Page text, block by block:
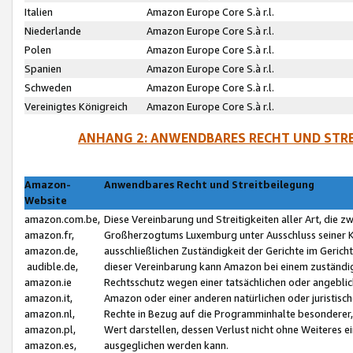
Italien
Amazon Europe Core S.à r.l.
Niederlande
Amazon Europe Core S.à r.l.
Polen
Amazon Europe Core S.à r.l.
Spanien
Amazon Europe Core S.à r.l.
Schweden
Amazon Europe Core S.à r.l.
Vereinigtes Königreich
Amazon Europe Core S.à r.l.
ANHANG 2: ANWENDBARES RECHT UND
Amazon-
Website
Anwendbares Recht und Streitbeilegung
amazon.com.be,
amazon.fr,
amazon.de,
audible.de,
amazon.ie
amazon.it,
amazon.nl,
amazon.pl,
amazon.es,
Diese Vereinbarung und Streitigkeiten aller Art, die
Großherzogtums Luxemburg unter Ausschluss
ausschließlichen Zuständigkeit der Gerichte im
dieser Vereinbarung kann Amazon bei einem
Rechtsschutz wegen einer tatsächlichen oder
Amazon oder einer anderen natürlichen oder
Rechte in Bezug auf die Programminhalte
Wert darstellen, dessen Verlust nicht ohne Weiteres
ausgeglichen werden kann.